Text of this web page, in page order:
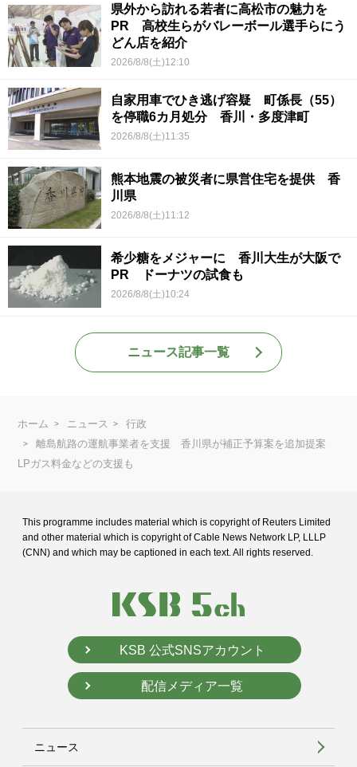
県外から訪れる若者に高松市の魅力を
PR 高校生らがバレーボール選手らにう
どん店を紹介
2026/8/8(土)12:10
自家用車でひき逃げ容疑 町係長（55）
を停職6カ月処分 香川・多度津町
2026/8/8(土)11:35
熊本地震の被災者に県営住宅を提供 香
川県
2026/8/8(土)11:12
希少糖をメジャーに 香川大生が大阪で
PR ドーナツの試食も
2026/8/8(土)10:24
ニュース記事一覧
ホーム ニュース
行政
離島航路の運航事業者を支援 香川県が補正予算案を追加提案
LPガス料金などの支援も
This programme includes material which is copyright of Reuters Limited
and other material which is copyright of Cable News Network LP, LLLP
(CNN) and which may be captioned in each text. All rights reserved.
KSB 公式SNSアカウント
配信メディア一覧
ニュース